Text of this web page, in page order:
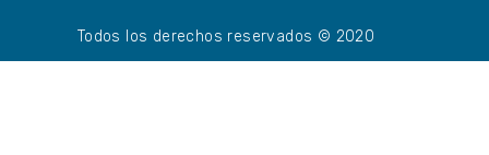
Todos los derechos reservados © 2020